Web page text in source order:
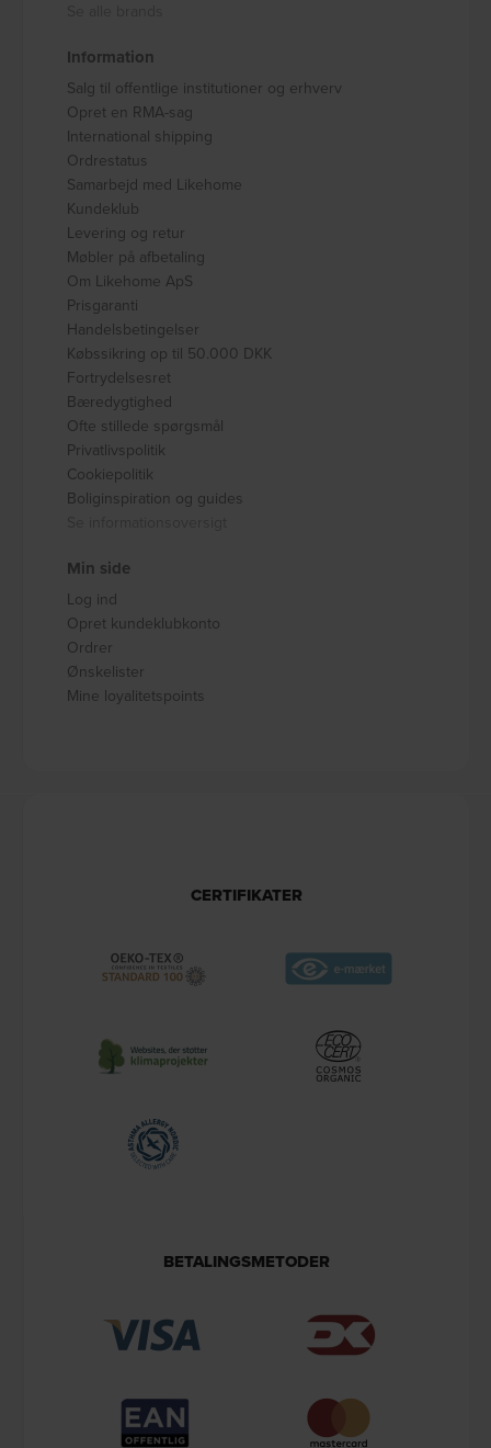
Information
Salg til offentlige institutioner og erhverv
Opret en RMA-sag
International shipping
Ordrestatus
Samarbejd med Likehome
Kundeklub
Levering og retur
Møbler på afbetaling
Om Likehome ApS
Prisgaranti
Handelsbetingelser
Købssikring op til 50.000 DKK
Fortrydelsesret
Bæredygtighed
Ofte stillede spørgsmål
Privatlivspolitik
Cookiepolitik
Boliginspiration og guides
Min side
Log ind
Opret kundeklubkonto
Ordrer
Ønskelister
Mine loyalitetspoints
CERTIFIKATER
BETALINGSMETODER